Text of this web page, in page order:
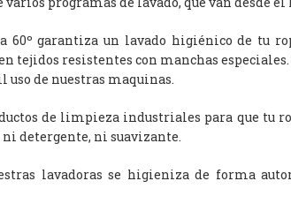
60º garantiza un lavado higiénico de tu
tejidos resistentes con manchas
de nuestras maquinas.
de limpieza industriales para que tu
detergente, ni suavizante.
lavadoras se higieniza de forma